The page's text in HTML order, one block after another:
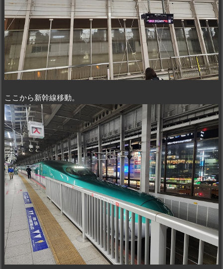
ここから新幹線移動。